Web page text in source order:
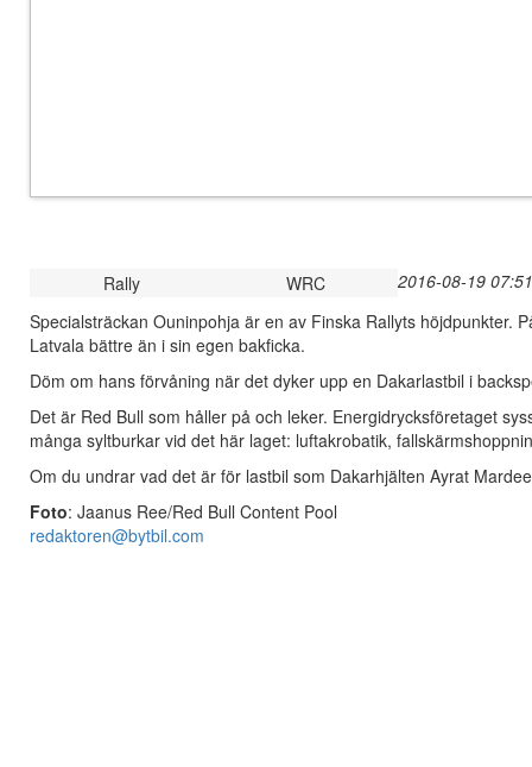
2016-08-19
Rally
WRC
Specialsträckan Ouninpohja är en av Finska Rallyts höjdpunkter.
Latvala bättre än i sin egen bakficka.
Döm om hans förvåning när det dyker upp en Dakarlastbil i
Det är Red Bull som håller på och leker. Energidrycksföretaget
många syltburkar vid det här laget: luftakrobatik,
Om du undrar vad det är för lastbil som Dakarhjälten Ayrat
Foto: Jaanus Ree/Red Bull Content Pool
redaktoren@bytbil.com